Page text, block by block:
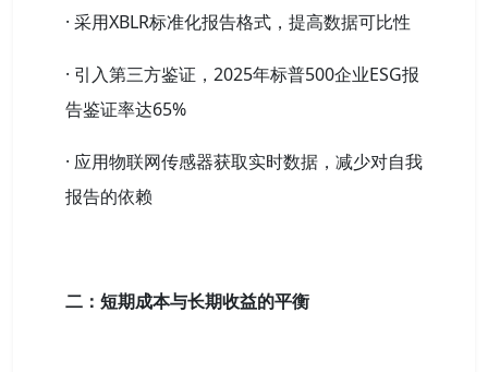
· 采用XBLR标准化报告格式，提高数据可比性
· 引入第三方鉴证，2025年标普500企业ESG报
告鉴证率达65%
· 应用物联网传感器获取实时数据，减少对自我
报告的依赖
二：短期成本与长期收益的平衡